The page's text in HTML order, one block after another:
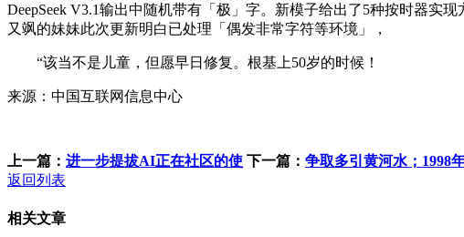
DeepSeek V3.1输出中随机带有「极」字。新模子给出了5种按时器实
又飒的妹妹此次更新明白已处理「偶发非常字符等环境」，
“该当不是儿童，但愿早日修复。根基上50岁的时候！
来源：中国互联网信息中心
上一篇： 进一步提拔AI正在社区的使 下一篇： 争取多引黄河水；1998
返回列表
相关文章